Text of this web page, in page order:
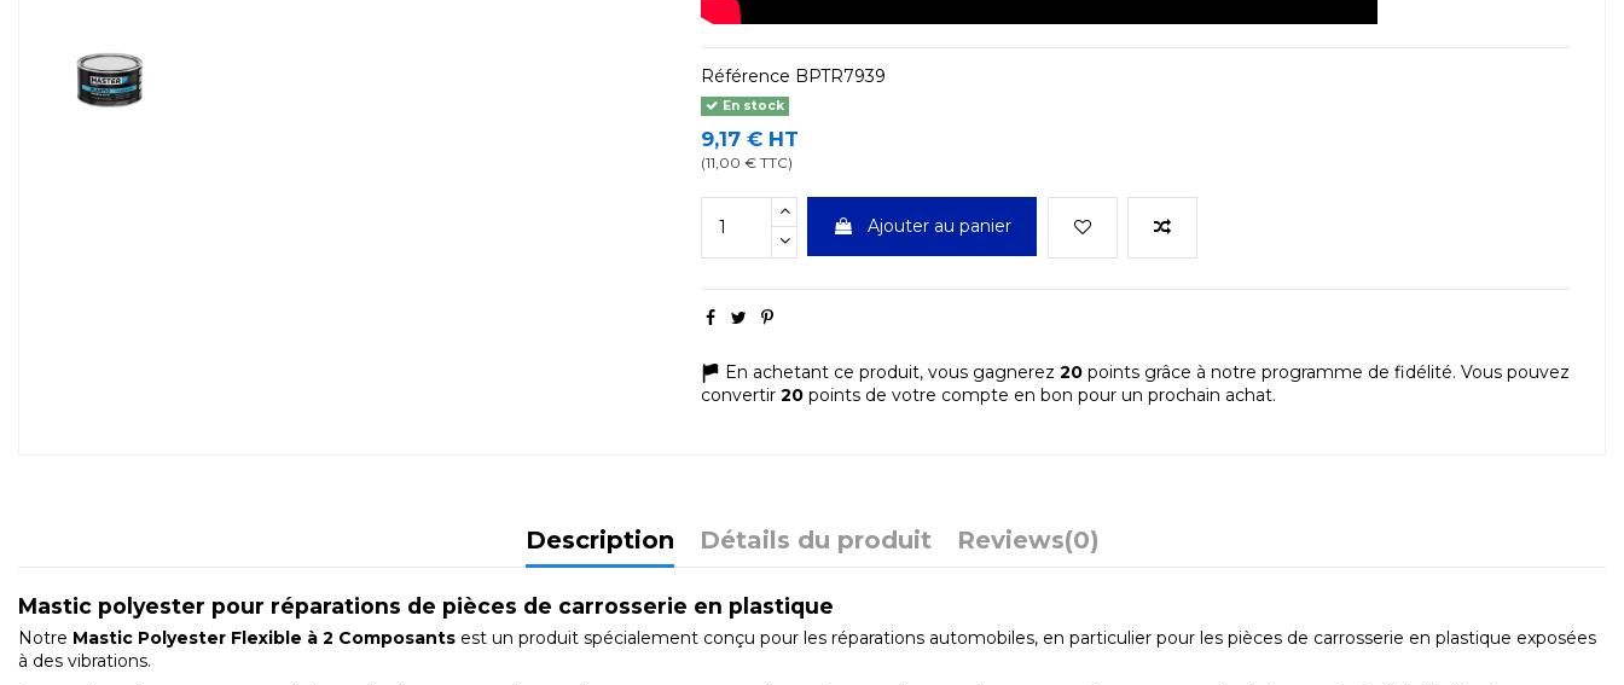
Référence BPTR7939
En stock
9,17 € HT
(11,00 € TTC)
Ajouter au panier
En achetant ce produit, vous gagnerez 20 points grâce à notre programme de fidélité. Vous pouvez
convertir 20 points de votre compte en bon pour un prochain achat.
Description Détails du produit Reviews(0)
Mastic polyester pour réparations de pièces de carrosserie en plastique
Notre Mastic Polyester Flexible à 2 Composants est un produit spécialement conçu pour les réparations automobiles, en particulier pour les pièces de carrosserie en plastique exposées
à des vibrations.